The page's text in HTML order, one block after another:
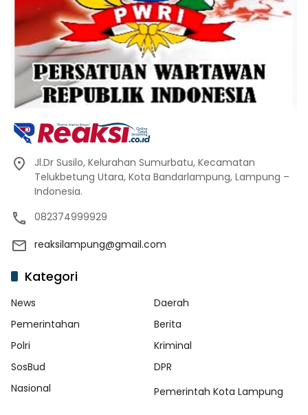
Jl.Dr Susilo, Kelurahan Sumurbatu, Kecamatan
Telukbetung Utara, Kota Bandarlampung, Lampung –
Indonesia.
082374999929
reaksilampung@gmail.com
Kategori
News
Daerah
Pemerintahan
Berita
Polri
Kriminal
SosBud
DPR
Nasional
Pemerintah Kota Lampung